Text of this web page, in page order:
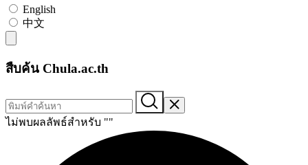
English
中文
สืบค้น Chula.ac.th
ไม่พบผลลัพธ์สำหรับ ""